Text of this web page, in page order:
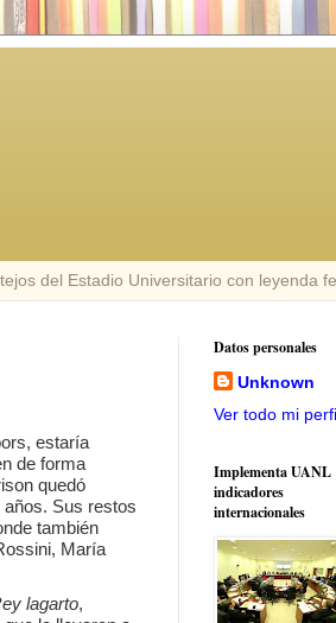
del Estadio Universitario con leyenda
estaría
de forma
quedó
Sus restos
también
María
lagarto,
Datos personales
Unknown
Ver todo mi
Implementa UANL
indicadores
internacionales